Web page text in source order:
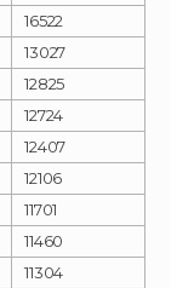
16522
13027
12825
12724
12407
12106
11701
11460
11304